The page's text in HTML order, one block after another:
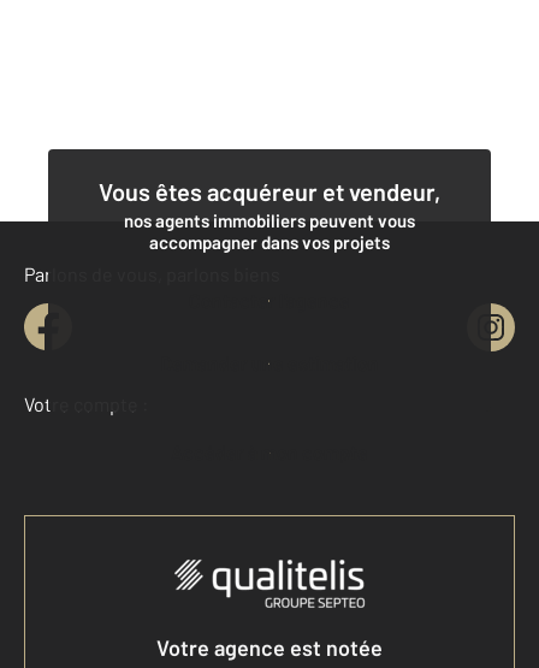
Vous êtes acquéreur et vendeur,
nos agents immobiliers peuvent vous
accompagner dans vos projets
Contacter l'agence
Demander une estimation
Parlons de vous, parlons biens
Votre compte :
Accéder à mon compte
Votre agence est notée